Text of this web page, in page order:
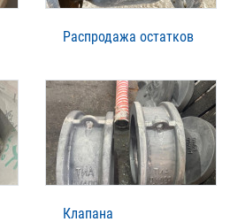
Распродажа остатков
Клапана